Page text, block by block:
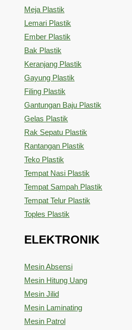
Meja Plastik
Lemari Plastik
Ember Plastik
Bak Plastik
Keranjang Plastik
Gayung Plastik
Filing Plastik
Gantungan Baju Plastik
Gelas Plastik
Rak Sepatu Plastik
Rantangan Plastik
Teko Plastik
Tempat Nasi Plastik
Tempat Sampah Plastik
Tempat Telur Plastik
Toples Plastik
ELEKTRONIK
Mesin Absensi
Mesin Hitung Uang
Mesin Jilid
Mesin Laminating
Mesin Patrol